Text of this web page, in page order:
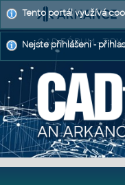
CAD FÓRUM - TIPY
Tento portál využívá
Nejste přihlášeni -